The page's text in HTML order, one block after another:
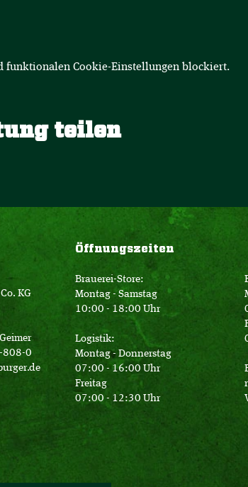
funktionalen Cookie-Einstellungen blockiert.
teilen
KG
808-0
Öffnungszeiten
Brauerei-Store:
Montag - Samstag
10:00 - 18:00 Uhr
Logistik:
Montag - Donnerstag
07:00 - 16:00 Uhr
Freitag
07:00 - 12:30 Uhr